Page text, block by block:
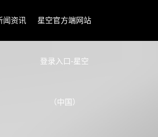
闻资讯 星空官方端网站
登录入口-星空
（中国）